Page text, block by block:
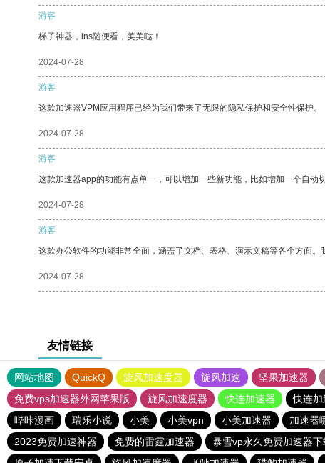
游客
梯子神器，ins随便看，美美哒！
2024-07-28
游客
这款加速器VPM应用程序已经为我们带来了无限的隐私保护和安全性保护。
2024-07-28
游客
这款加速器app的功能有点单一，可以增加一些新功能，比如增加一个自动
2024-07-28
游客
这款办公软件的功能非常全面，涵盖了文档、表格、演示文稿等各个方面。
2024-07-28
友情链接
网站地图 QuickQ 旋风加速度器 旋风加速 坚果加速器
免费vps加速器外网苹果版
旋风加速度器 快连加速器 快连加
哔咔漫画
瑞乐小说 小美 小美vpn 小美加速器 加速器
2023免费加速神器
免费的雷霆加速器 暴雪vp永久免费加速器下